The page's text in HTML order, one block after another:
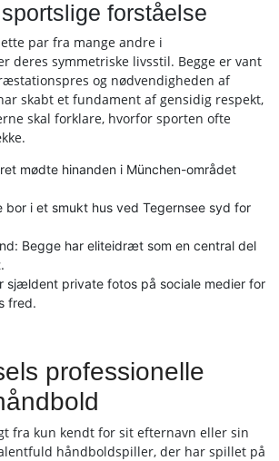
forståelse
par fra mange andre i
deres symmetriske livsstil. Begge er vant
og nødvendigheden af
skabt et fundament af gensidig respekt,
skal forklare, hvorfor sporten ofte
mødte hinanden i München-området
i et smukt hus ved Tegernsee syd for
Begge har eliteidræt som en central del
sjældent private fotos på sociale medier for
fred.
professionelle
fra kun kendt for sit efternavn eller sin
håndboldspiller, der har spillet på